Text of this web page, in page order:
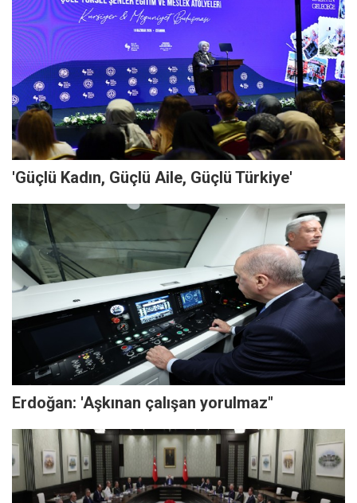
'Güçlü Kadın, Güçlü Aile, Güçlü Türkiye'
Erdoğan: 'Aşkınan çalışan yorulmaz"